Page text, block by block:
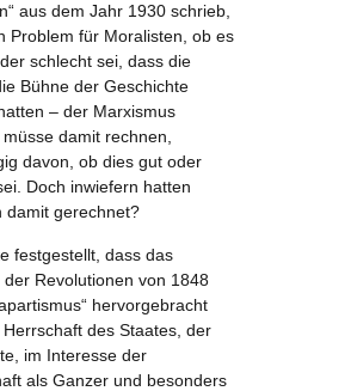
aus dem Jahr 1930 schrieb,
Problem für Moralisten, ob es
schlecht sei, dass die
Bühne der Geschichte
– der Marxismus
damit rechnen,
davon, ob dies gut oder
Doch inwiefern hatten
damit gerechnet?
festgestellt, dass das
der Revolutionen von 1848
hervorgebracht
des Staates, der
im Interesse der
als Ganzer und besonders